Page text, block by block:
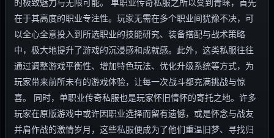
的极致魅力与无限可能。 单职业传奇私服之所以受到青睐，首先
在于其高度的职业专注性。玩家无需在多个职业间犹豫不决，可
以全心全意投入到所选职业的技能研究、装备搭配与战术策略
中，极大地提升了游戏的沉浸感和成就感。此外，这类私服往往
通过调整游戏平衡性、增加特色玩法、优化升级系统等方式，为
玩家带来前所未有的游戏体验，让每一次战斗都充满挑战与惊
喜。 同时，单职业传奇私服也是玩家怀旧情怀的寄托之地。许多
玩家在原版游戏中或许因职业选择而留有遗憾，或是怀念与战友
并肩作战的激情岁月，这些私服便成为了他们重温旧梦、寻找归